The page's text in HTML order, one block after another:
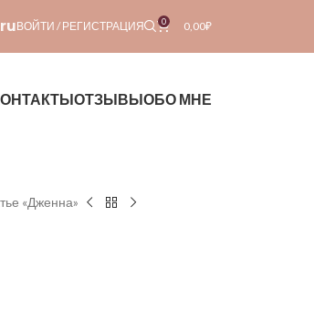
ВОЙТИ / РЕГИСТРАЦИЯ 0 0,00₽
ОТЗЫВЫОБО МНЕ
«Дженна»